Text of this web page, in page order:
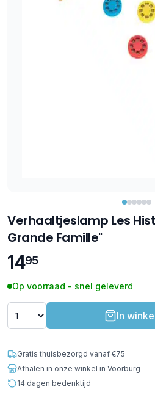
Verhaaltjeslamp Les
Grande Famille"
1495
Op voorraad - snel geleverd
In
Gratis thuisbezorgd vanaf €75
Afhalen in onze winkel in Voorburg
14 dagen bedenktijd